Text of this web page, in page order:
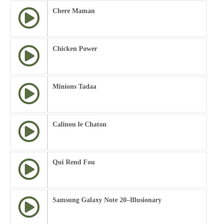
Chere Maman
Chicken Power
Minions Tadaa
Calinou le Chaton
Qui Rend Fou
Samsung Galaxy Note 20–Illusionary